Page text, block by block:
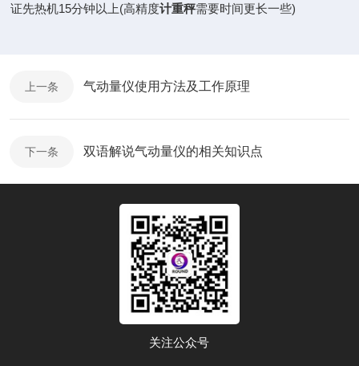
证先热机15分钟以上(高精度计重秤需要时间更长一些)
上一条 气动量仪使用方法及工作原理
下一条 双语解说气动量仪的相关知识点
关注公众号